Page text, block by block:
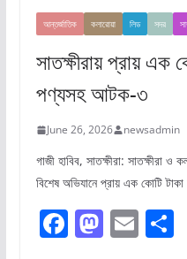
আন্তর্জাতিক কলারোয়া লিড সদর
সাতক্ষীরায় প্রায় এক
পণ্যসহ আটক-৩
June 26, 2026 newsadmin
গাজী হাবিব, সাতক্ষীরা: সাতক্ষীরা ও
বিশেষ অভিযানে প্রায় এক কোটি
F M E S